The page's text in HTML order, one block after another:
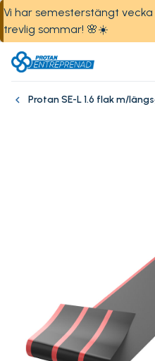
Vi har semesterstängt vecka
trevlig sommar! 🌸☀️
Protan SE-L 1.6 flak m/